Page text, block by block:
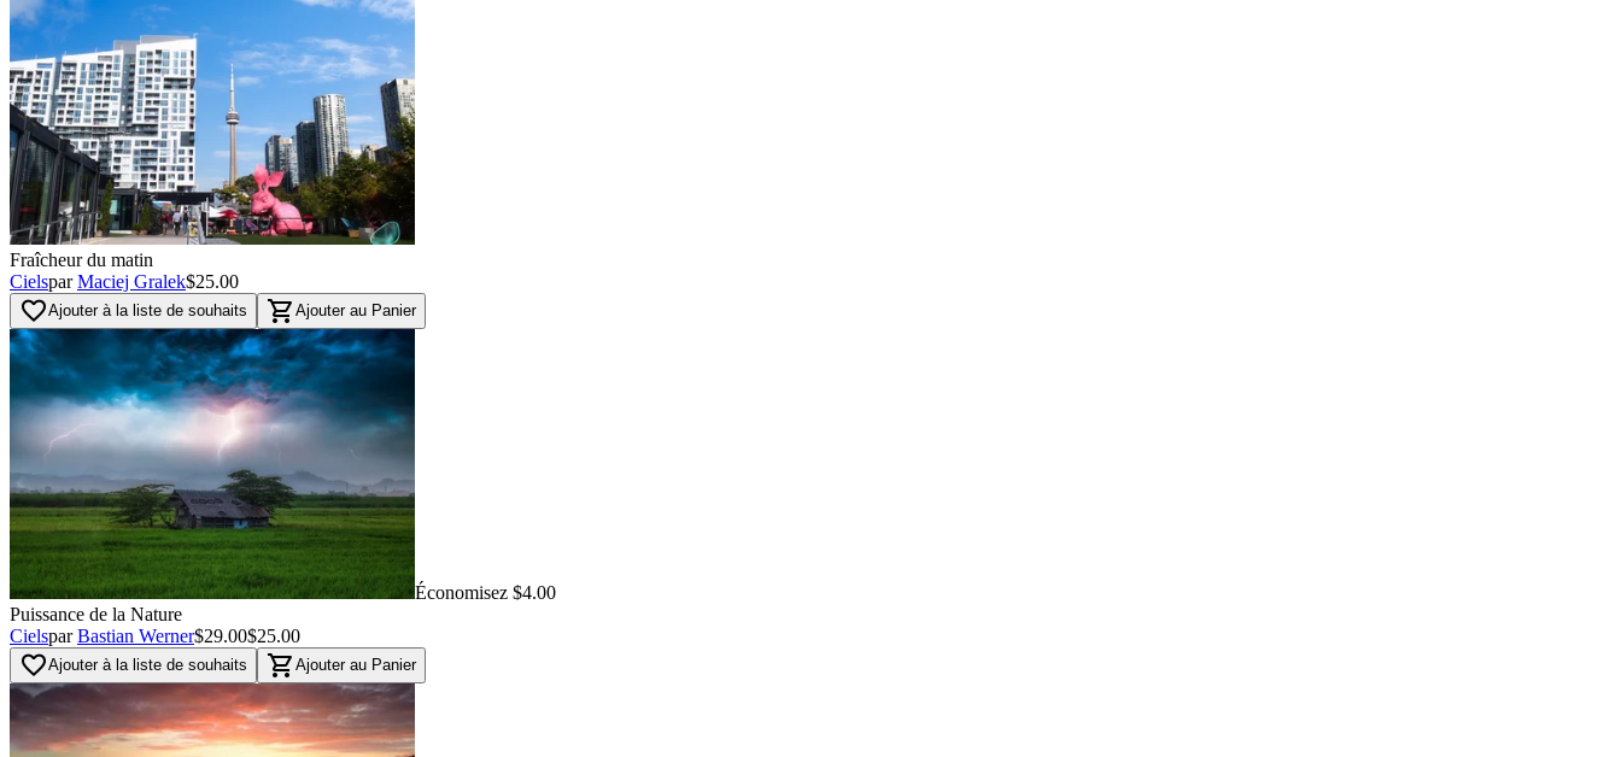
Fraîcheur du matin
Cielspar Maciej Gralek$25.00
favorite_borderAjouter à la liste de souhaits shopping_cart Ajouter au Panier
Économisez $4.00
Puissance de la Nature
Cielspar Bastian Werner$29.00$25.00
favorite_borderAjouter à la liste de souhaits shopping_cart Ajouter au Panier